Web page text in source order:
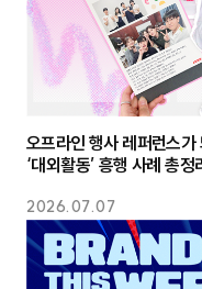
2026.07.07
오프라인 행사 레퍼런스
‘대외활동’ 흥행 사례 총정